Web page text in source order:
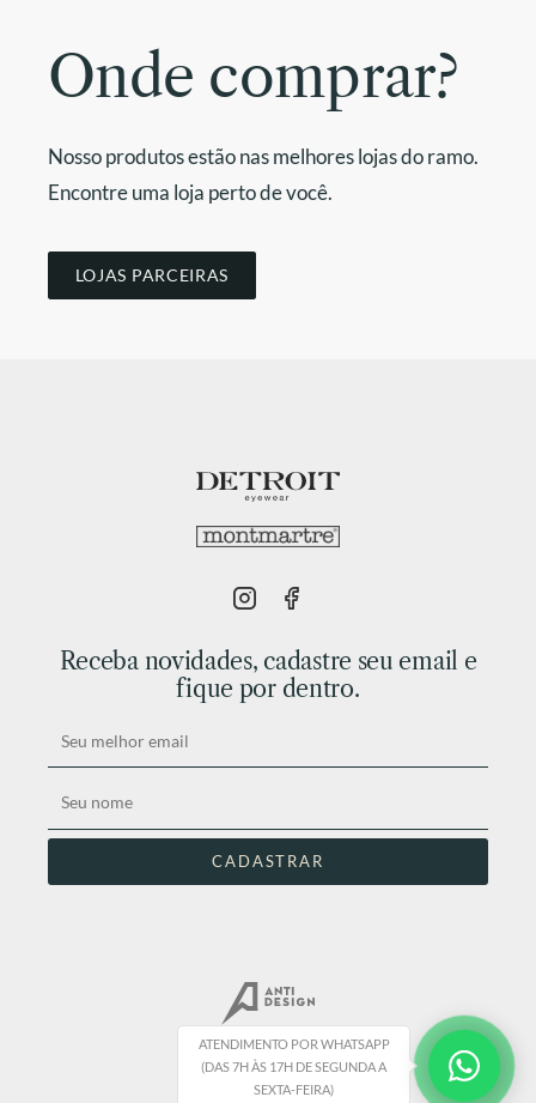
Onde comprar?
Nosso produtos estão nas melhores lojas do ramo.
Encontre uma loja perto de você.
LOJAS PARCEIRAS
ATENDIMENTO POR WHATSAPP
(DAS 7H ÀS 17H DE SEGUNDA A
SEXTA-FEIRA)
Receba novidades, cadastre seu email e
fique por dentro.